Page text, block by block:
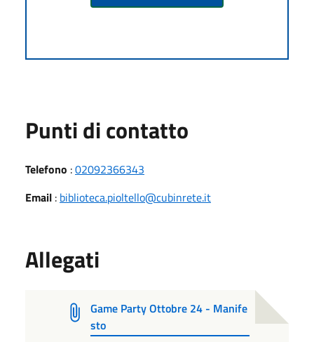
Punti di contatto
Telefono :02092366343
Email : biblioteca.pioltello@cubinrete.it
Allegati
Game Party Ottobre 24 - Manife
sto